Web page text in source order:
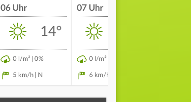
06 Uhr
14°
0 l/m² | 0%
5 km/h | N
07 Uhr
0 l/m² | 0%
6 km/h | N